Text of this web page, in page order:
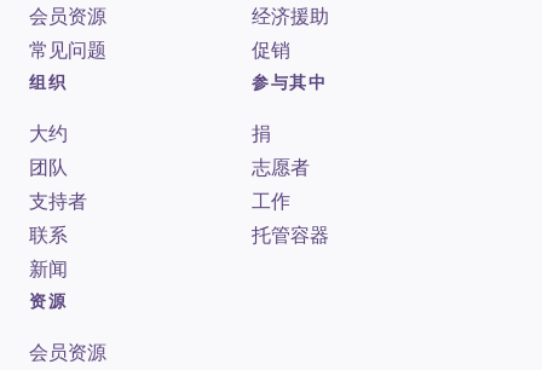
会员资源
常见问题
经济援助
促销
组织
大约
团队
支持者
联系
新闻
参与其中
捐
志愿者
工作
托管容器
资源
会员资源